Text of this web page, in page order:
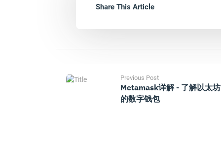
Share This Article
Previous Post
Metamask详解 - 了解以太坊
的数字钱包